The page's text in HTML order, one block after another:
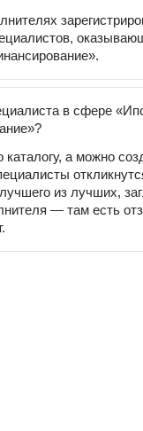
в сфере
а можно
из лучших,
— там есть